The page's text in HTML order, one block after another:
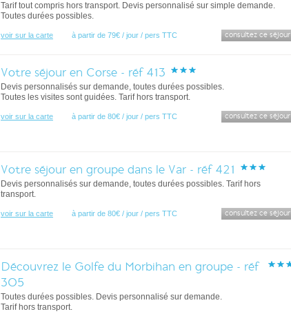
Tarif tout compris hors transport. Devis personnalisé sur simple demande.
Toutes durées possibles.
voir sur la carte à partir de 79€ / jour / pers TTC consultez ce séjour
Votre séjour en Corse - réf 413
Devis personnalisés sur demande, toutes durées possibles.
Toutes les visites sont guidées. Tarif hors transport.
voir sur la carte à partir de 80€ / jour / pers TTC consultez ce séjour
Votre séjour en groupe dans le Var - réf 421
Devis personnalisés sur demande, toutes durées possibles. Tarif hors
transport.
voir sur la carte à partir de 80€ / jour / pers TTC consultez ce séjour
Découvrez le Golfe du Morbihan en groupe - réf
305
Toutes durées possibles. Devis personnalisé sur demande.
Tarif hors transport.